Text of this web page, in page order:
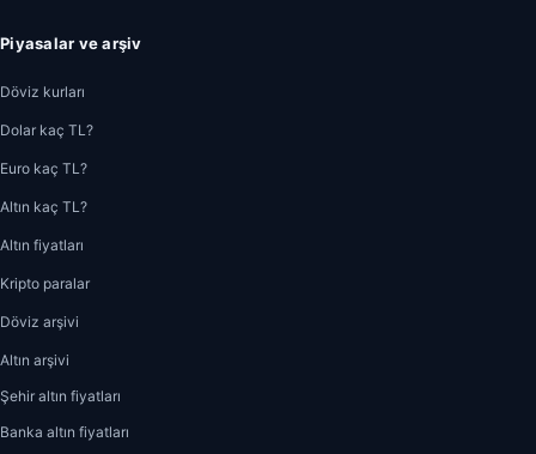
Piyasalar ve arşiv
Döviz kurları
Dolar kaç TL?
Euro kaç TL?
Altın kaç TL?
Altın fiyatları
Kripto paralar
Döviz arşivi
Altın arşivi
Şehir altın fiyatları
Banka altın fiyatları